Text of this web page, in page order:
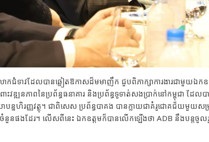
ជំទាវដែលបានឆ្លៀតឱកាសដ៏មមាញឹក ជួបពិភាក្សាការងារជាមួយឯ
ះវឌ្ឍនភាពនៃប្រព័ន្ធធនាគារ និងប្រព័ន្ធទូទាត់សងប្រាក់នៅកម្ពុជា ដែលប
ាបន្នហិរញ្ញវត្ថុ។ ជាពិសេស ប្រព័ន្ធបាគង បានក្លាយជាគំរូជោគជ័យមួយស
ផងដែរ។ លើសពីនេះ ឯកឧត្តមក៏បានលើកឡើងថា ADB នឹងបន្តចូល